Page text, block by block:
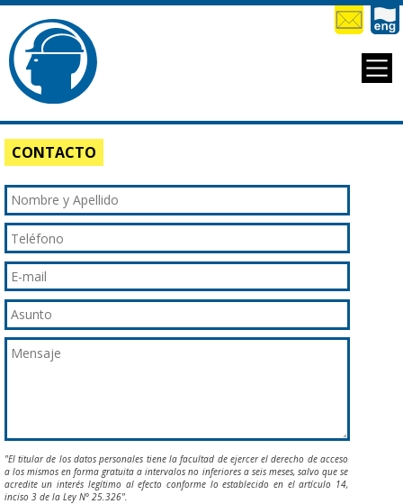
CONTACTO
"El titular de los datos personales tiene la facultad de ejercer el derecho de acceso
a los mismos en forma gratuita a intervalos no inferiores a seis meses, salvo que se
acredite un interés legítimo al efecto conforme lo establecido en el artículo 14,
inciso 3 de la Ley N° 25.326".